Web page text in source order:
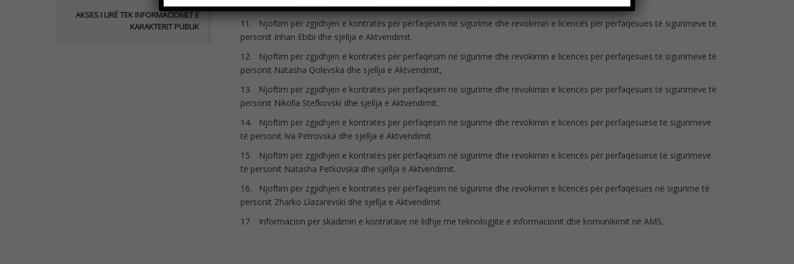
AKSES I LIRË TEK INFORMACIONET E
KARAKTERIT PUBLIK
sjellja e Aktvendimit.
11.
Njoftim për zgjidhjen e kontratës për përfaqësim në sigurime dhe revokimin e licencës për përfaqësues të sigurimeve të
personit Irihan Ebibi dhe sjellja e Aktvendimit.
12.
Njoftim për zgjidhjen e kontratës për përfaqësim në sigurime dhe revokimin e licencës për përfaqësues të sigurimeve të
personit Natasha Qolevska dhe sjellja e Aktvendimit,
13.
Njoftim për zgjidhjen e kontratës për përfaqësim në sigurime dhe revokimin e licencës për përfaqësues të sigurimeve të
personit Nikolla Stefkovski dhe sjellja e Aktvendimit.
14.
Njoftim për zgjidhjen e kontratës për përfaqësim në sigurime dhe revokimin e licencës për përfaqësuese të sigurimeve
të personit Iva Petrovska dhe sjellja e Aktvendimit.
15.
Njoftim për zgjidhjen e kontratës për përfaqësim në sigurime dhe revokimin e licencës për përfaqësuese të sigurimeve
të personit Natasha Petkovska dhe sjellja e Aktvendimit.
16.
Njoftim për zgjidhjen e kontratës për përfaqësim në sigurime dhe revokimin e licencës për përfaqësues në sigurime të
personit Zharko Llazarevski dhe sjellja e Aktvendimit.
17.
Informacion për skadimin e kontratave në lidhje me teknologjitë e informacionit dhe komunikimit në AMS.